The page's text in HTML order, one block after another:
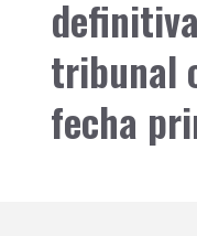
tribunal
fecha